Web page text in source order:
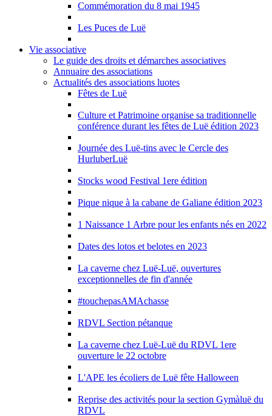
Commémoration du 8 mai 1945
Les Puces de Luë
Vie associative
Le guide des droits et démarches associatives
Annuaire des associations
Actualités des associations luotes
Fêtes de Luë
Culture et Patrimoine organise sa traditionnelle
conférence durant les fêtes de Luë édition 2023
Journée des Luë-tins avec le Cercle des
HurluberLuë
Stocks wood Festival 1ere édition
Pique nique à la cabane de Galiane édition 2023
1 Naissance 1 Arbre pour les enfants nés en 2022
Dates des lotos et belotes en 2023
La caverne chez Luë-Luë, ouvertures
exceptionnelles de fin d'année
#touchepasAMAchasse
RDVL Section pétanque
La caverne chez Luë-Luë du RDVL 1ere
ouverture le 22 octobre
L'APE les écoliers de Luë fête Halloween
Reprise des activités pour la section Gymàluë du
RDVL